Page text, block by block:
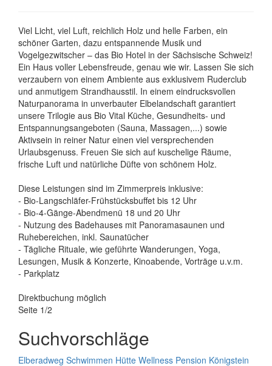
Viel Licht, viel Luft, reichlich Holz und helle Farben, ein
schöner Garten, dazu entspannende Musik und
Vogelgezwitscher – das Bio Hotel in der Sächsische Schweiz!
Ein Haus voller Lebensfreude, genau wie wir. Lassen Sie sich
verzaubern von einem Ambiente aus exklusivem Ruderclub
und anmutigem Strandhausstil. In einem eindrucksvollen
Naturpanorama in unverbauter Elbelandschaft garantiert
unsere Trilogie aus Bio Vital Küche, Gesundheits- und
Entspannungsangeboten (Sauna, Massagen,...) sowie
Aktivsein in reiner Natur einen viel versprechenden
Urlaubsgenuss. Freuen Sie sich auf kuschelige Räume,
frische Luft und natürliche Düfte von schönem Holz.
Diese Leistungen sind im Zimmerpreis inklusive:
- Bio-Langschläfer-Frühstücksbuffet bis 12 Uhr
- Bio-4-Gänge-Abendmenü 18 und 20 Uhr
- Nutzung des Badehauses mit Panoramasaunen und
Ruhebereichen, inkl. Saunatücher
- Tägliche Rituale, wie geführte Wanderungen, Yoga,
Lesungen, Musik & Konzerte, Kinoabende, Vorträge u.v.m.
- Parkplatz
Direktbuchung möglich
Seite 1/2
Suchvorschläge
Elberadweg Schwimmen Hütte Wellness Pension Königstein